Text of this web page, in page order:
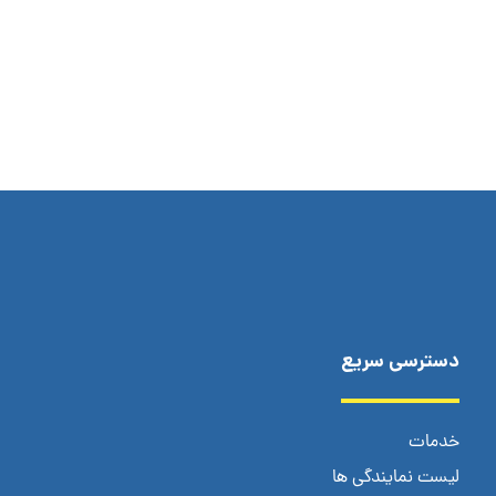
دسترسی سریع
خدمات
لیست نمایندگی ها